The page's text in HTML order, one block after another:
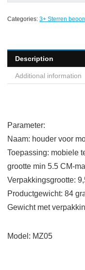
Categories: 3+ Sterren
Description
Additional information
Parameter:
Naam: houder voor
Toepassing: mobiele
grootte min 5.5 CM-
Verpakkingsgrootte:
Productgewicht: 84
Gewicht met
Model: MZ05